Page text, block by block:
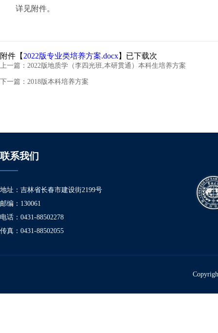
详见附件。
附件【 2022版专业类培养方案.docx】已下载次
上一篇： 2022版地质学（李四光班,本研贯通）本科生培养方案
下一篇： 2018版本科培养方案
联系我们
地址：吉林省长春市建设街2199号
邮编：130061
电话：0431-88502278
传真：0431-88502055